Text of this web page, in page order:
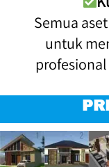
Semua
untuk